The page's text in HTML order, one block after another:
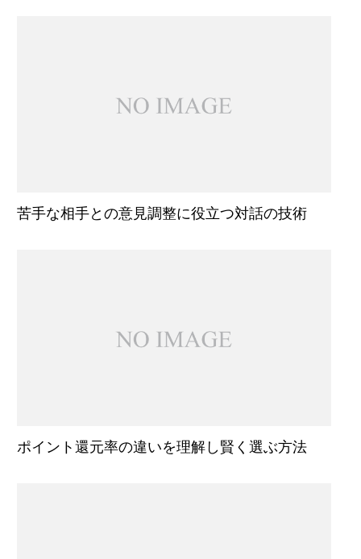
苦手な相手との意見調整に役立つ対話の技術
ポイント還元率の違いを理解し賢く選ぶ方法